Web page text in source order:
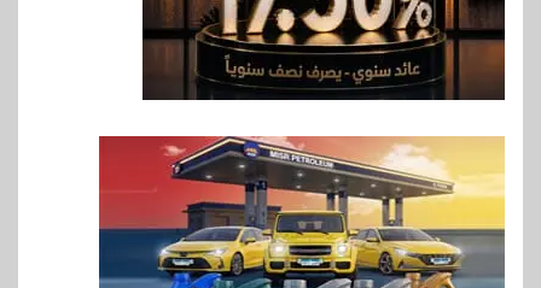
وزيرا التخطيط والبترول يبحثان
جهود تحقيق أمن الطاقة
ارتفاع أسعار النفط مع تصاعد
المخاوف بشأن مستقبل الملاحة
في مضيق هرمز